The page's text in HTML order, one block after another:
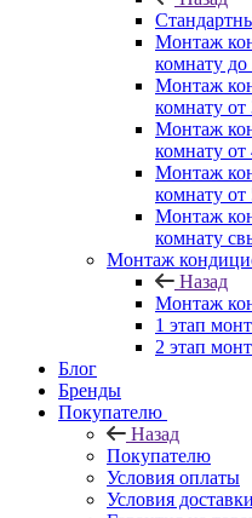
Монтаж
комнату
Монтаж
комнату
Монтаж
комнату
Монтаж
комнату
Монтаж
комнату
Монтаж
Назад
Монтаж
1 этап
2 этап
Блог
Бренды
Покупателю
Назад
Покупателю
Условия оплаты
Условия доставки